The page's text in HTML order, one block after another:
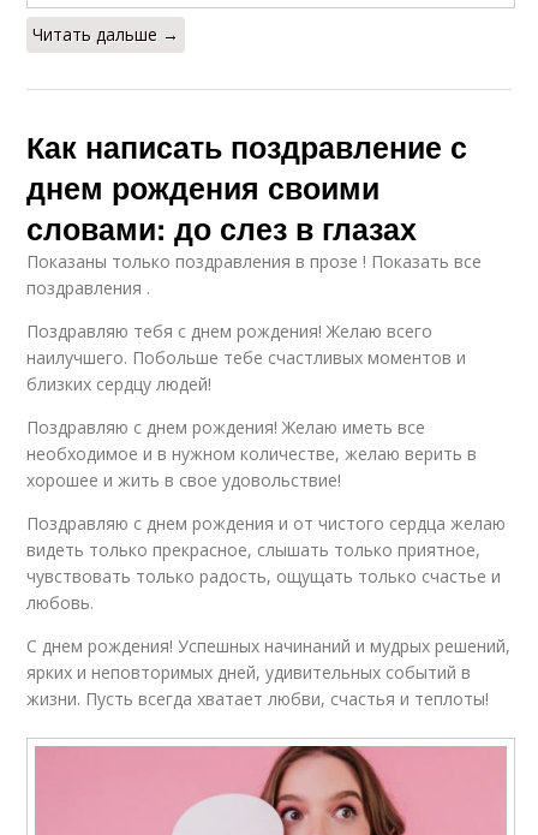
Читать дальше →
Как написать поздравление с
днем рождения своими
словами: до слез в глазах
Показаны только поздравления в прозе ! Показать все
поздравления .
Поздравляю тебя с днем рождения! Желаю всего
наилучшего. Побольше тебе счастливых моментов и
близких сердцу людей!
Поздравляю с днем рождения! Желаю иметь все
необходимое и в нужном количестве, желаю верить в
хорошее и жить в свое удовольствие!
Поздравляю с днем рождения и от чистого сердца желаю
видеть только прекрасное, слышать только приятное,
чувствовать только радость, ощущать только счастье и
любовь.
С днем рождения! Успешных начинаний и мудрых решений,
ярких и неповторимых дней, удивительных событий в
жизни. Пусть всегда хватает любви, счастья и теплоты!